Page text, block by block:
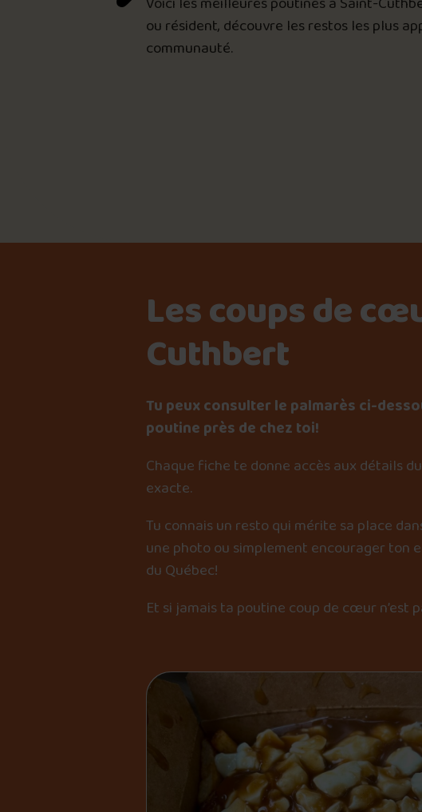
ou résident, découvre les restos les plus
communauté.
Les coups de
Cuthbert
Tu peux consulter le palmarès ci-
poutine près de chez toi!
Chaque fiche te donne accès aux détails
exacte.
Tu connais un resto qui mérite sa place
une photo ou simplement encourager ton
du Québec!
Et si jamais ta poutine coup de cœur n’est